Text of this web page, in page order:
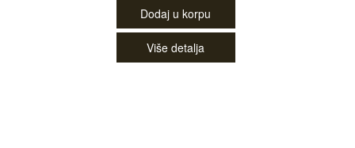
Dodaj u korpu
Više detalja